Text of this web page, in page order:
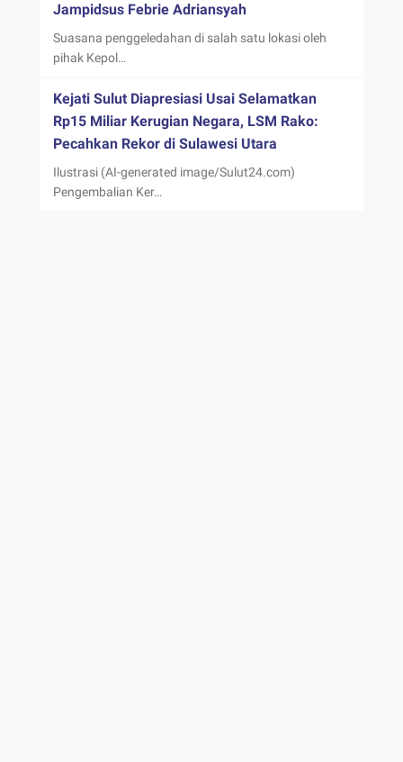
Jampidsus Febrie Adriansyah
Suasana penggeledahan di salah satu lokasi oleh
pihak Kepol…
Kejati Sulut Diapresiasi Usai Selamatkan
Rp15 Miliar Kerugian Negara, LSM Rako:
Pecahkan Rekor di Sulawesi Utara
Ilustrasi (AI-generated image/Sulut24.com)
Pengembalian Ker…